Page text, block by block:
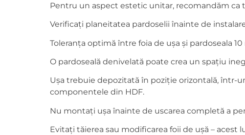
Pentru un aspect estetic unitar, recomandăm ca
Verificați planeitatea pardoselii înainte de
Toleranța optimă între foia de ușa și pardoseala
O pardoseală denivelată poate crea un spațiu
Ușa trebuie depozitată în poziție orizontală, într-
componentele din HDF.
Nu montați ușa înainte de uscarea completă a
Evitați tăierea sau modificarea foii de ușă –